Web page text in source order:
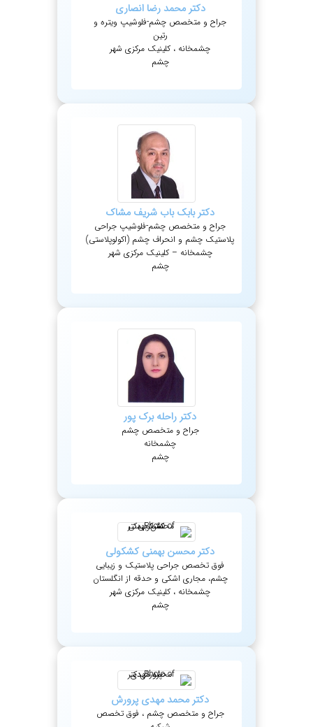
دکترمحمد رضا انصاری
جراح و متخصص چشم-فلوشیپ ویتره و
رتین
چشمخانه ، کلینیک مرکزی شهر
چشم
دکتربابک باب شریف مشاک
جراح و متخصص چشم-فلوشیپ جراحی
پلاستیک چشم و انحراف چشم (اکولوپلاستی)
چشمخانه – کلینیک مرکزی شهر
چشم
دکترراحله برک پور
جراح و متخصص چشم
چشمخانه
چشم
دکترمحسن بهمنی کشکولی
فوق تخصص جراحي پلاستيك و زيبايي
چشم، مجاري اشكي و حدقه از انگلستان
چشمخانه ، کلینیک مرکزی شهر
چشم
دکترمحمد مهدی پرورش
جراح و متخصص چشم ، فوق تخصص